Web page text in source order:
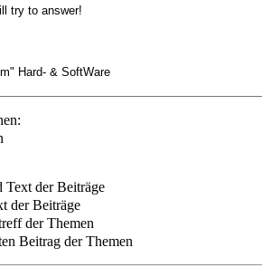
Text der Beiträge
der Beiträge
der Themen
Beitrag der Themen